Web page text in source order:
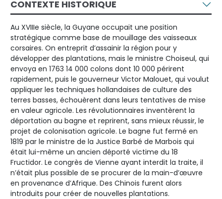
CONTEXTE HISTORIQUE
Au XVIIIe siècle, la Guyane occupait une position
stratégique comme base de mouillage des vaisseaux
corsaires. On entreprit d’assainir la région pour y
développer des plantations, mais le ministre Choiseul, qui
envoya en 1763 14 000 colons dont 10 000 périrent
rapidement, puis le gouverneur Victor Malouet, qui voulut
appliquer les techniques hollandaises de culture des
terres basses, échouèrent dans leurs tentatives de mise
en valeur agricole. Les révolutionnaires inventèrent la
déportation au bagne et reprirent, sans mieux réussir, le
projet de colonisation agricole. Le bagne fut fermé en
1819 par le ministre de la Justice Barbé de Marbois qui
était lui-même un ancien déporté victime du 18
Fructidor. Le congrès de Vienne ayant interdit la traite, il
n’était plus possible de se procurer de la main-d’œuvre
en provenance d’Afrique. Des Chinois furent alors
introduits pour créer de nouvelles plantations.